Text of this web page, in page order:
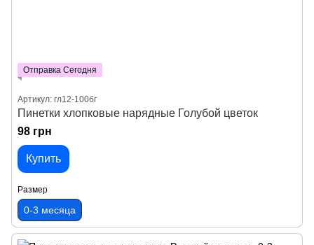
Отправка Сегодня
Артикул: гл12-100бг
Пинетки хлопковые нарядные Голубой цветок
98 грн
Купить
Размер
0-3 месяца